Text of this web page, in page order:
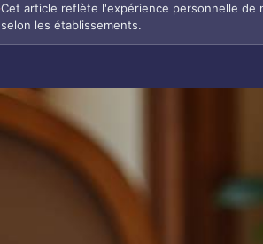
Cet article reflète l'expérience personnelle de
selon les établissements.